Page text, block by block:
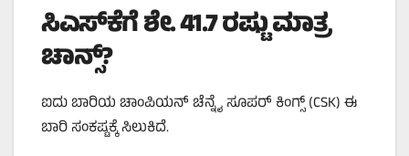
ಸಿಎಸ್‌ಕೆಗೆ ಶೇ. 41.7 ರಷ್ಟು ಮಾತ್ರ
ಚಾನ್ಸ್?
ಐದು ಬಾರಿಯ ಚಾಂಪಿಯನ್ ಚೆನ್ನೈ ಸೂಪರ್ ಕಿಂಗ್ಸ್ (CSK) ಈ
ಬಾರಿ ಸಂಕಷ್ಟಕ್ಕೆ ಸಿಲುಕಿದೆ.